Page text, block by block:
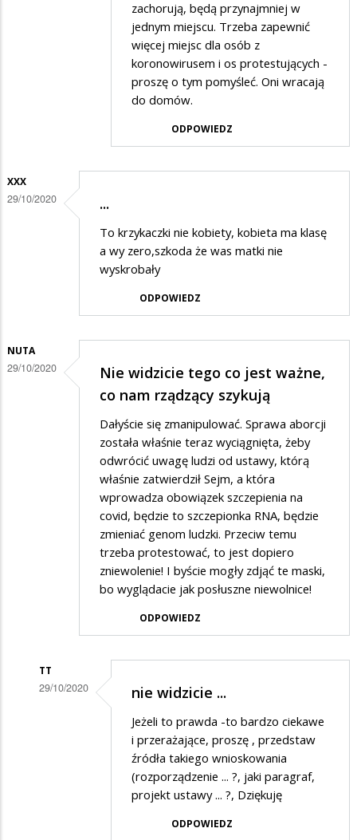
zachorują, będą przynajmniej w
jednym miejscu. Trzeba zapewnić
więcej miejsc dla osób z
koronowirusem i os protestujących -
proszę o tym pomyśleć. Oni wracają
do domów.
ODPOWIEDZ
XXX
29/10/2020 ...
To krzykaczki nie kobiety, kobieta ma klasę
a wy zero,szkoda że was matki nie
wyskrobały
ODPOWIEDZ
NUTA
29/10/2020
Nie widzicie tego co jest ważne,
co nam rządzący szykują
Dałyście się zmanipulować. Sprawa aborcji
została właśnie teraz wyciągnięta, żeby
odwrócić uwagę ludzi od ustawy, którą
właśnie zatwierdził Sejm, a która
wprowadza obowiązek szczepienia na
covid, będzie to szczepionka RNA, będzie
zmieniać genom ludzki. Przeciw temu
trzeba protestować, to jest dopiero
zniewolenie! I byście mogły zdjąć te maski,
bo wyglądacie jak posłuszne niewolnice!
ODPOWIEDZ
TT
29/10/2020 nie widzicie ...
Jeżeli to prawda -to bardzo ciekawe
i przerażające, proszę , przedstaw
źródła takiego wnioskowania
(rozporządzenie ... ?, jaki paragraf,
projekt ustawy ... ?, Dziękuję
ODPOWIEDZ